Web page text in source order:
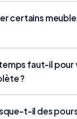
certains
faut-il pour
?
t-il des